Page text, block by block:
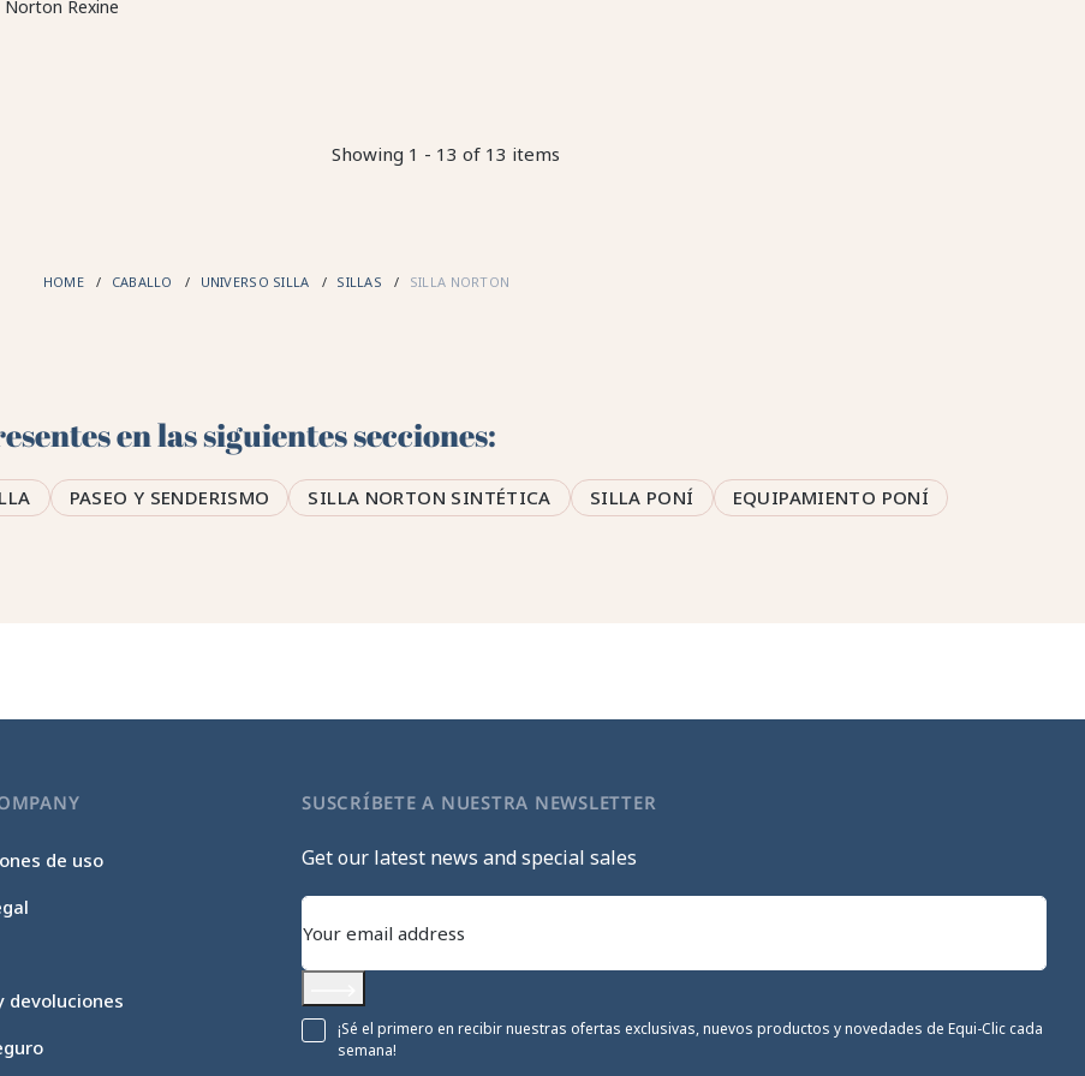
Rexine
Showing 1 - 13 of 13 items
HOME CABALLO UNIVERSO SILLA SILLAS SILLA NORTON
en las siguientes secciones:
PASEO Y SENDERISMO SILLA NORTON SINTÉTICA SILLA PONÍ
EQUIPAMIENTO PONÍ
de uso
devoluciones
SUSCRÍBETE A NUESTRA NEWSLETTER
Get our latest news and special sales
Subscribe
¡Sé el primero en recibir nuestras ofertas exclusivas, nuevos productos y novedades de Equi-Clic cada
semana!